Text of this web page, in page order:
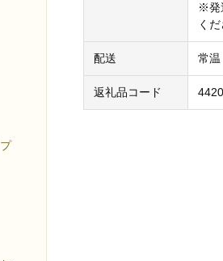
※発
くだ
配送 常温
返礼品コード